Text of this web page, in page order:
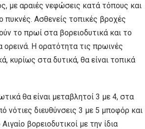
με αραιές νεφώσεις κατά τόπους και
πυκνές. Ασθενείς τοπικές βροχές
το πρωί στα βορειοδυτικά και το
ορεινά. Η ορατότητα τις πρωινές
κυρίως στα δυτικά, θα είναι τοπικά
θα είναι μεταβλητοί 3 με 4, στα
νότιες διευθύνσεις 3 με 5 μποφόρ και
βορειοδυτικοί με την ίδια